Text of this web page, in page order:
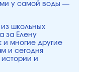
у самой воды —
школьных
за Елену
и многие другие
и сегодня
и